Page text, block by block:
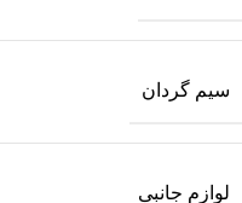
سیم گردان
لوازم جانبی